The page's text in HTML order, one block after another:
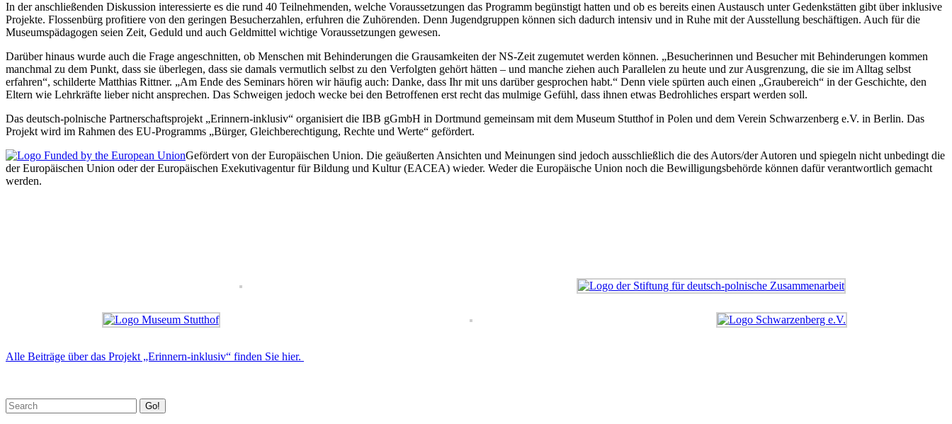
In der anschließenden Diskussion interessierte es die rund 40 Teilnehmenden, welche Voraussetzungen das Programm begünstigt hatten und ob es bereits einen Austausch unter Gedenkstätten gibt über inklusive
Projekte. Flossenbürg profitiere von den geringen Besucherzahlen, erfuhren die Zuhörenden. Denn Jugendgruppen können sich dadurch intensiv und in Ruhe mit der Ausstellung beschäftigen. Auch für die
Museumspädagogen seien Zeit, Geduld und auch Geldmittel wichtige Voraussetzungen gewesen.
Darüber hinaus wurde auch die Frage angeschnitten, ob Menschen mit Behinderungen die Grausamkeiten der NS-Zeit zugemutet werden können. „Besucherinnen und Besucher mit Behinderungen kommen
manchmal zu dem Punkt, dass sie überlegen, dass sie damals vermutlich selbst zu den Verfolgten gehört hätten – und manche ziehen auch Parallelen zu heute und zur Ausgrenzung, die sie im Alltag selbst
erfahren“, schilderte Matthias Rittner. „Am Ende des Seminars hören wir häufig auch: Danke, dass Ihr mit uns darüber gesprochen habt.“ Denn viele spürten auch einen „Graubereich“ in der Geschichte, den
Eltern wie Lehrkräfte lieber nicht ansprechen. Das Schweigen jedoch wecke bei den Betroffenen erst recht das mulmige Gefühl, dass ihnen etwas Bedrohliches erspart werden soll.
Das deutsch-polnische Partnerschaftsprojekt „Erinnern-inklusiv“ organisiert die IBB gGmbH in Dortmund gemeinsam mit dem Museum Stutthof in Polen und dem Verein Schwarzenberg e.V. in Berlin. Das
Projekt wird im Rahmen des EU-Programms „Bürger, Gleichberechtigung, Rechte und Werte“ gefördert.
Gefördert von der Europäischen Union. Die geäußerten Ansichten und Meinungen sind jedoch ausschließlich die des Autors/der Autoren und spiegeln nicht unbedingt die
der Europäischen Union oder der Europäischen Exekutivagentur für Bildung und Kultur (EACEA) wieder. Weder die Europäische Union noch die Bewilligungsbehörde können dafür verantwortlich gemacht
werden.
Alle Beiträge über das Projekt „Erinnern-inklusiv“ finden Sie hier.
Go!